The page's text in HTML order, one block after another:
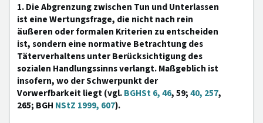
1. Die Abgrenzung zwischen Tun und Unterlassen
ist eine Wertungsfrage, die nicht nach rein
äußeren oder formalen Kriterien zu entscheiden
ist, sondern eine normative Betrachtung des
Täterverhaltens unter Berücksichtigung des
sozialen Handlungssinns verlangt. Maßgeblich ist
insofern, wo der Schwerpunkt der
Vorwerfbarkeit liegt (vgl.BGHSt 6, 46, 59;40, 257,
265; BGH NStZ 1999, 607).